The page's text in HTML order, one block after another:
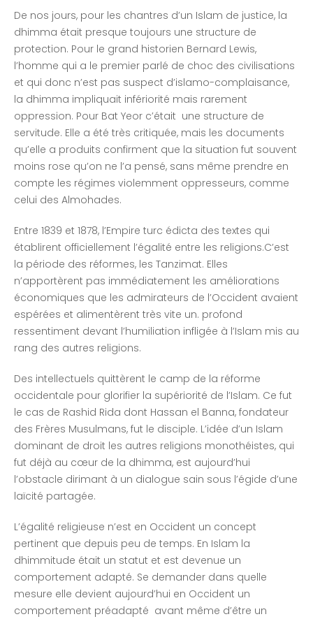
De nos jours, pour les chantres d’un Islam de justice, la
dhimma était presque toujours une structure de
protection. Pour le grand historien Bernard Lewis,
l’homme qui a le premier parlé de choc des civilisations
et qui donc n’est pas suspect d’islamo-complaisance,
la dhimma impliquait infériorité mais rarement
oppression. Pour Bat Yeor c’était une structure de
servitude. Elle a été très critiquée, mais les documents
qu’elle a produits confirment que la situation fut souvent
moins rose qu’on ne l’a pensé, sans même prendre en
compte les régimes violemment oppresseurs, comme
celui des Almohades.
Entre 1839 et 1878, l’Empire turc édicta des textes qui
établirent officiellement l’égalité entre les religions.C’est
la période des réformes, les Tanzimat. Elles
n’apportèrent pas immédiatement les améliorations
économiques que les admirateurs de l’Occident avaient
espérées et alimentèrent très vite un. profond
ressentiment devant l’humiliation infligée à l’Islam mis au
rang des autres religions.
Des intellectuels quittèrent le camp de la réforme
occidentale pour glorifier la supériorité de l’Islam. Ce fut
le cas de Rashid Rida dont Hassan el Banna, fondateur
des Frères Musulmans, fut le disciple. L’idée d’un Islam
dominant de droit les autres religions monothéistes, qui
fut déjà au cœur de la dhimma, est aujourd’hui
l’obstacle dirimant à un dialogue sain sous l’égide d’une
laïcité partagée.
L’égalité religieuse n’est en Occident un concept
pertinent que depuis peu de temps. En Islam la
dhimmitude était un statut et est devenue un
comportement adapté. Se demander dans quelle
mesure elle devient aujourd’hui en Occident un
comportement préadapté avant même d’être un